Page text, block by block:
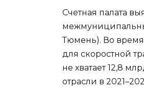
Счетная палата
Тюмень). Во
для скоростной
не хватает 12,8
отрасли в